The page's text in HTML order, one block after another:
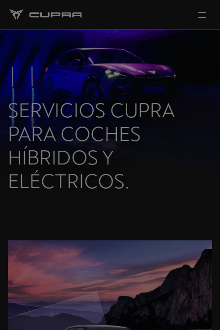
SERVICIOS CUPRA
PARA COCHES
HÍBRIDOS Y
ELÉCTRICOS.